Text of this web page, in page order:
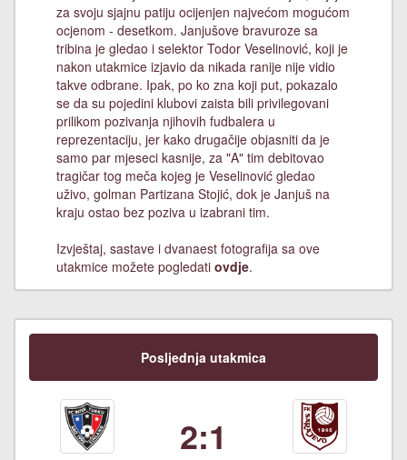
za svoju sjajnu patiju ocijenjen najvećom mogućom
ocjenom - desetkom. Janjušove bravuroze sa
tribina je gledao i selektor Todor Veselinović, koji je
nakon utakmice izjavio da nikada ranije nije vidio
takve odbrane. Ipak, po ko zna koji put, pokazalo
se da su pojedini klubovi zaista bili privilegovani
prilikom pozivanja njihovih fudbalera u
reprezentaciju, jer kako drugačije objasniti da je
samo par mjeseci kasnije, za "A" tim debitovao
tragičar tog meča kojeg je Veselinović gledao
uživo, golman Partizana Stojić, dok je Janjuš na
kraju ostao bez poziva u izabrani tim.
Izvještaj, sastave i dvanaest fotografija sa ove
utakmice možete pogledati ovdje.
Posljednja utakmica
2:1